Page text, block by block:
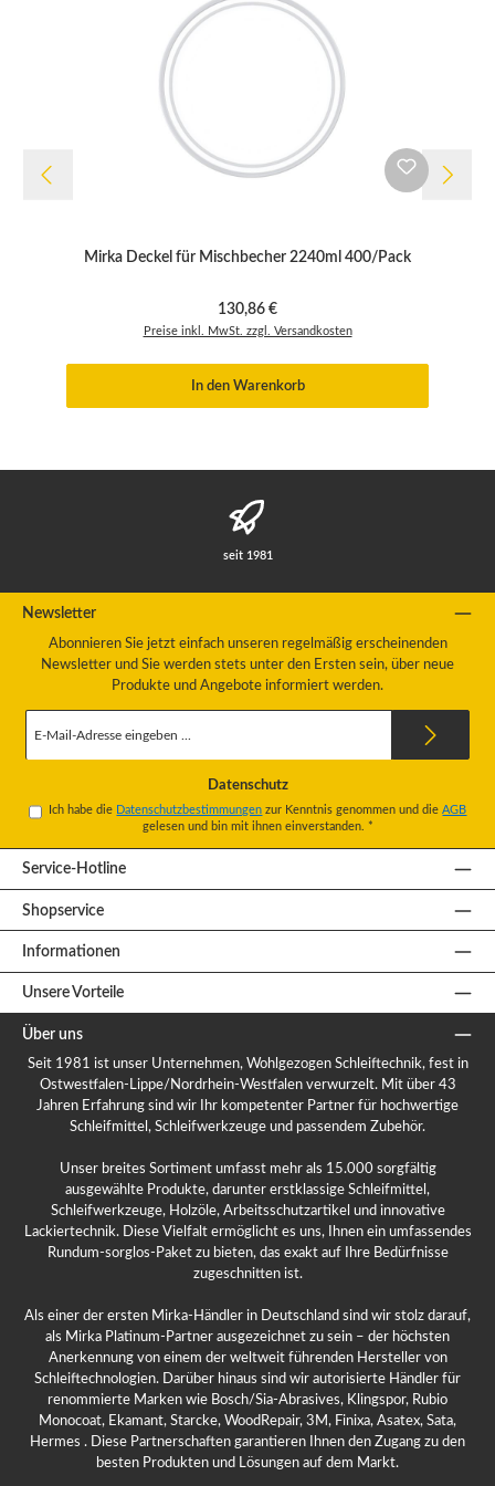
Mirka Deckel für Mischbecher 2240ml 400/Pack
Regulärer Preis:
130,86 €
Preise inkl. MwSt. zzgl. Versandkosten
In den Warenkorb
seit 1981
Newsletter
Abonnieren Sie jetzt einfach unseren regelmäßig erscheinenden
Newsletter und Sie werden stets unter den Ersten sein, über neue
Produkte und Angebote informiert werden.
Mail-
Datenschutz
Ich habe die Datenschutzbestimmungen zur Kenntnis genommen und dieAGB
gelesen und bin mit ihnen einverstanden. *
Service-Hotline
Shopservice
Informationen
Unsere Vorteile
Über uns
Seit 1981 ist unser Unternehmen, Wohlgezogen Schleiftechnik, fest in
Ostwestfalen-Lippe/Nordrhein-Westfalen verwurzelt. Mit über 43
Jahren Erfahrung sind wir Ihr kompetenter Partner für hochwertige
Schleifmittel, Schleifwerkzeuge und passendem Zubehör.
Unser breites Sortiment umfasst mehr als 15.000 sorgfältig
ausgewählte Produkte, darunter erstklassige Schleifmittel,
Schleifwerkzeuge, Holzöle, Arbeitsschutzartikel und innovative
Lackiertechnik. Diese Vielfalt ermöglicht es uns, Ihnen ein umfassendes
Rundum-sorglos-Paket zu bieten, das exakt auf Ihre Bedürfnisse
zugeschnitten ist.
Als einer der ersten Mirka-Händler in Deutschland sind wir stolz darauf,
als Mirka Platinum-Partner ausgezeichnet zu sein – der höchsten
Anerkennung von einem der weltweit führenden Hersteller von
Schleiftechnologien. Darüber hinaus sind wir autorisierte Händler für
renommierte Marken wie Bosch/Sia-Abrasives, Klingspor, Rubio
Monocoat, Ekamant, Starcke, WoodRepair, 3M, Finixa, Asatex, Sata,
Hermes . Diese Partnerschaften garantieren Ihnen den Zugang zu den
besten Produkten und Lösungen auf dem Markt.